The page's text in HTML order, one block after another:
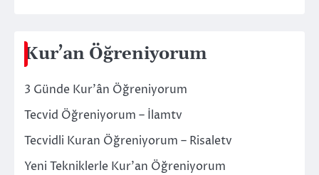
Kur’an Öğreniyorum
3 Günde Kur’ân Öğreniyorum
Tecvid Öğreniyorum – İlamtv
Tecvidli Kuran Öğreniyorum – Risaletv
Yeni Tekniklerle Kur’an Öğreniyorum